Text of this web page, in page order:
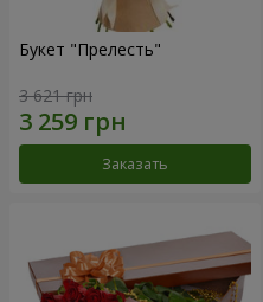
Букет "Прелесть"
3 621 грн
Заказать